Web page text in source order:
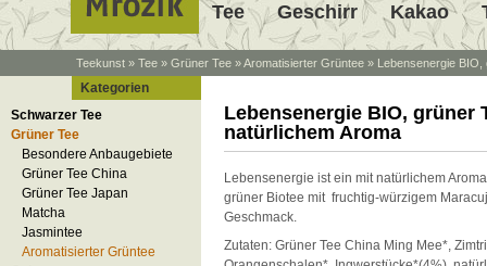
Tee Geschirr Kakao
Teekunst » Tee » Grüner Tee »Aromatisierter Grüntee » Lebensenergie BIO,
Kategorien
Schwarzer Tee
Grüner Tee
Besondere Anbaugebiete
Grüner Tee China
Grüner Tee Japan
Matcha
Jasmintee
Aromatisierter Grüntee
Lebensenergie BIO, grüner
natürlichem Aroma
Lebensenergie ist ein mit natürlichem
grüner Biotee mit fruchtig-würzigem
Geschmack.
Zutaten: Grüner Tee China Ming Mee*,